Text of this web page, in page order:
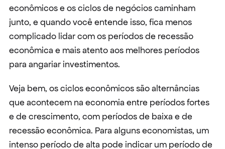
econômicos e os ciclos de negócios caminham
junto, e quando você entende isso, fica menos
complicado lidar com os períodos de recessão
econômica e mais atento aos melhores períodos
para angariar investimentos.
Veja bem, os ciclos econômicos são alternâncias
que acontecem na economia entre períodos fortes
e de crescimento, com períodos de baixa e de
recessão econômica. Para alguns economistas, um
intenso período de alta pode indicar um período de